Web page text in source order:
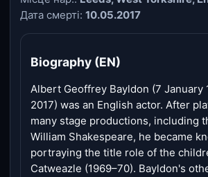
Дата смерті: 10.05.2017
Biography (EN)
Albert Geoffrey Bayldon (7 January
2017) was an English actor. After
many stage productions, including
William Shakespeare, he became
portraying the title role of the
Catweazle (1969–70). Bayldon's